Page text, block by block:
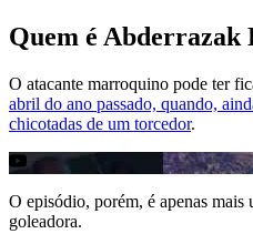
Quem é Abderrazak
O atacante marroquino pode ter
abril do ano passado, quando,
chicotadas de um torcedor.
O episódio, porém, é apenas mais
goleadora.